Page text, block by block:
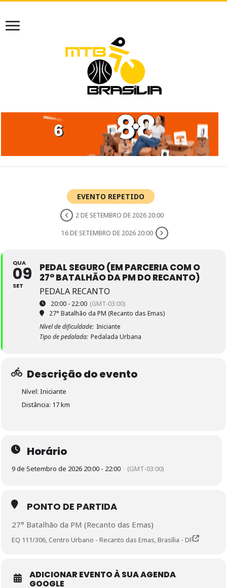
EVENTO REPETIDO
2 DE SETEMBRO DE 2026 20:00
16 DE SETEMBRO DE 2026 20:00
QUA
09
SET
PEDAL SEGURO (EM PARCERIA COM O
27° BATALHÃO DA PM DO RECANTO)
PEDALA RECANTO
20:00 - 22:00 (GMT-03:00)
27° Batalhão da PM (Recanto das Emas)
Nível de dificuldade: Iniciante
Tipo de pedalada: Pedalada Urbana
Descrição do evento
Nível: Iniciante
Distância: 17 km
Horário
9 de Setembro de 2026 20:00 - 22:00 (GMT-03:00)
PONTO DE PARTIDA
27° Batalhão da PM (Recanto das Emas)
EQ 111/306, Centro Urbano - Recanto das Emas, Brasília - DF
ADICIONAR EVENTO À SUA AGENDA
GOOGLE